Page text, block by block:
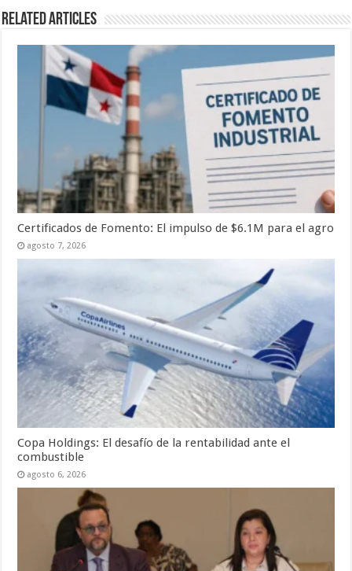
Related Articles
Certificados de Fomento: El impulso de $6.1M para el agro
agosto 7, 2026
Copa Holdings: El desafío de la rentabilidad ante el
combustible
agosto 6, 2026